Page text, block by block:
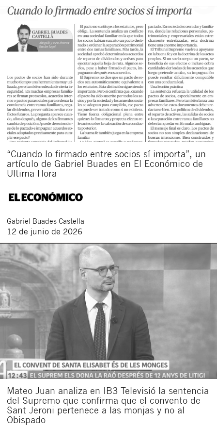
“Cuando lo firmado entre socios sí importa”, un
artículo de Gabriel Buades en El Económico de
Ultima Hora
Gabriel Buades Castella
12 de junio de 2026
Mateo Juan analiza en IB3 Televisió la sentencia
del Supremo que confirma que el convento de
Sant Jeroni pertenece a las monjas y no al
Obispado
Cerrar